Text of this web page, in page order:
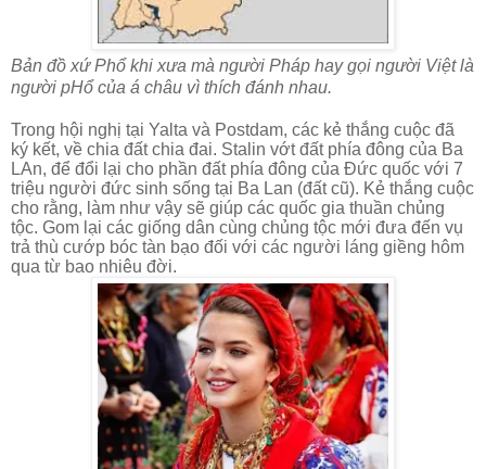
Bản đồ xứ Phổ khi xưa mà người Pháp hay gọi người Việt là
người pHổ của á châu vì thích đánh nhau.
Trong hội nghị tại Yalta và Postdam, các kẻ thắng cuộc đã
ký kết, về chia đất chia đai. Stalin vớt đất phía đông của Ba
LAn, để đổi lại cho phần đất phía đông của Đức quốc với 7
triệu người đức sinh sống tại Ba Lan (đất cũ). Kẻ thắng cuộc
cho rằng, làm như vậy sẽ giúp các quốc gia thuần chủng
tộc. Gom lại các giống dân cùng chủng tộc mới đưa đến vụ
trả thù cướp bóc tàn bạo đối với các người láng giềng hôm
qua từ bao nhiêu đời.